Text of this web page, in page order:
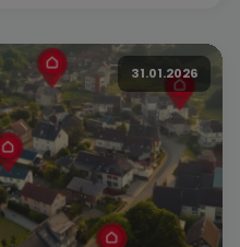
simplifiée au
31.01.2026